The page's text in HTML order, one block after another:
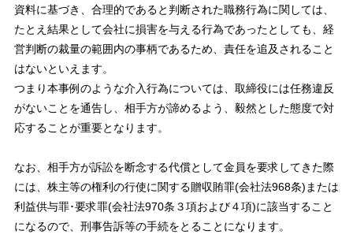
資料に基づき、合理的であると判断された職務行為に関しては、
たとえ結果として会社に損害を与える行為であったとしても、経
営判断の裁量の範囲内の事柄であるため、責任を追及されること
はないといえます。
つまり本事例のような介入行為については、取締役には任務違反
がないことを通告し、相手方が諦めるよう、毅然とした態度で対
応することが重要となります。
なお、相手方が訴訟を断念する代償として金員を要求してきた際
には、株主等の権利の行使に関する贈収賄罪(会社法968条)または
利益供与罪･要求罪(会社法970条３項および４項)に該当すること
になるので、刑事告訴等の手続をとることになります。